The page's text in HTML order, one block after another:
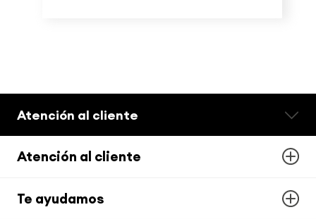
Atención al cliente
Atención al cliente
Te ayudamos